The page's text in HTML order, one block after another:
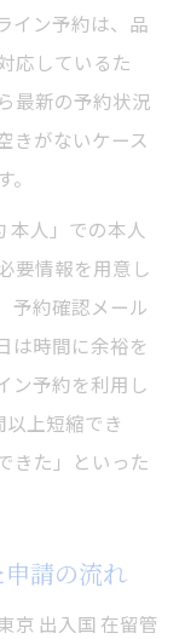
イン予約は、品
応しているた
最新の予約状況
きがないケース
本人」での本人
要情報を用意し
予約確認メール
は時間に余裕を
ン予約を利用し
上短縮でき
きた」といった
請の流れ
京 出入国 在留管